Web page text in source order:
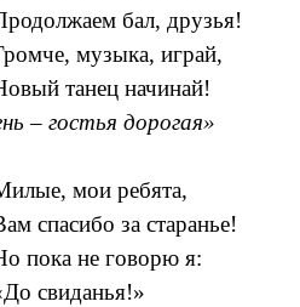
бал, друзья!
музыка, играй,
танец начинай!
– гостья дорогая»
мои ребята,
спасибо за старанье!
пока не говорю я:
свиданья!»